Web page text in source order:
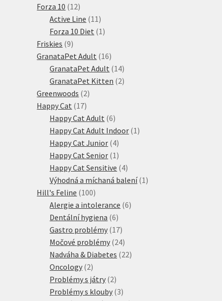
Forza 10 1212
produktů
Active Line 11 11
produktů
Forza 10 Diet 1 1
Friskies 99
produktů
GranataPet Adult 1616
produktů
GranataPet Adult 1414
produktů
GranataPet Kitten 22
Greenwoods 22
Happy Cat 1717
produktů
Happy Cat Adult 66
produktů
Happy Cat Adult Indoor 1 1
Happy Cat Junior 44
produkty
Happy Cat Senior 1 1
produkt
Happy Cat Sensitive 44
produkty
Výhodná a míchaná balení 1 1
Hill's Feline 100100
produktů
Alergie a intolerance 66
Dentální hygiena 66
produktů
Gastro problémy 1717
produktů
Močové problémy 2424
produktů
Nadváha & Diabetes 2222
Oncology 22
produkty
Problémy s játry 22
produkty
Problémy s klouby 33